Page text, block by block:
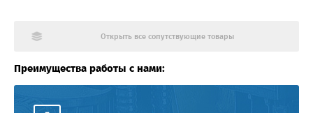
Открыть все сопутствующие товары
Преимущества работы с нами: